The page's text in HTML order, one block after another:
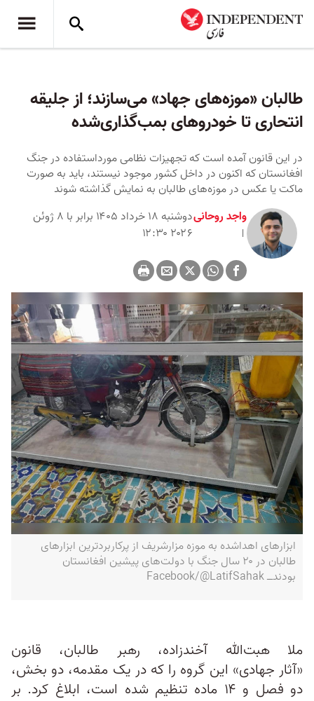
طالبان «موزه‌های جهاد» می‌سازند؛ از جلیقه
انتحاری تا خودروهای بمب‌گذاری‌شده
در این قانون آمده است که تجهیزات نظامی مورداستفاده در جنگ
افغانستان که اکنون در داخل کشور موجود نیستند، باید به صورت
ماکت یا عکس در موزه‌های طالبان به نمایش گذاشته شوند
واجد روحانی
دوشنبه ۱۸ خرداد ۱۴۰۵ برابر با ۸ ژوئن
۲۰۲۶ ۱۲:۳۰
ابزارهای اهداشده به موزه مزارشریف از پرکاربردترین ابزارهای
طالبان در ۲۰ سال جنگ با دولت‌های پیشین افغانستان
بودندــ Facebook/@LatifSahak
ملا هبت‌الله آخندزاده، رهبر طالبان، قانون
«آثار جهادی» این گروه را که در یک مقدمه، دو بخش،
دو فصل و ۱۴ ماده تنظیم شده است، ابلاغ کرد. بر